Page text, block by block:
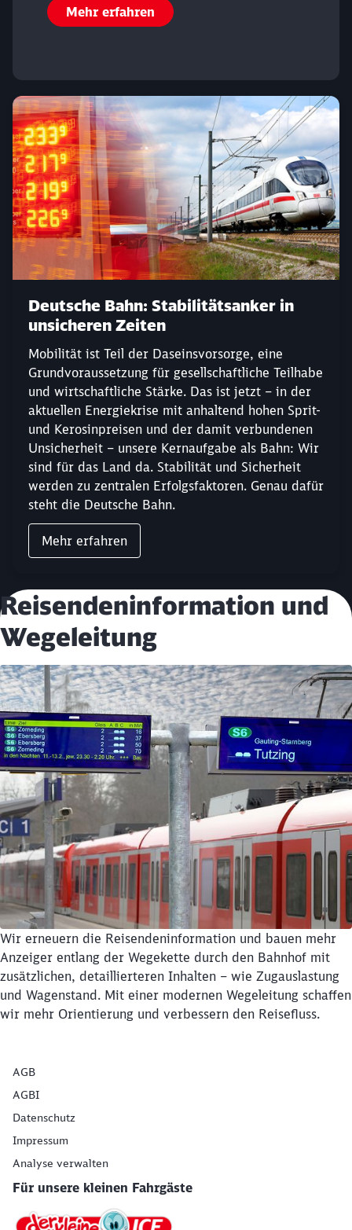
Mehr erfahren
Deutsche Bahn: Stabilitätsanker in
unsicheren Zeiten
Mobilität ist Teil der Daseinsvorsorge, eine
Grundvoraussetzung für gesellschaftliche Teilhabe
und wirtschaftliche Stärke. Das ist jetzt – in der
aktuellen Energiekrise mit anhaltend hohen Sprit-
und Kerosinpreisen und der damit verbundenen
Unsicherheit – unsere Kernaufgabe als Bahn: Wir
sind für das Land da. Stabilität und Sicherheit
werden zu zentralen Erfolgsfaktoren. Genau dafür
steht die Deutsche Bahn.
Mehr erfahren
Reisendeninformation und
Wegeleitung
Wir erneuern die Reisendeninformation und bauen mehr
Anzeiger entlang der Wegekette durch den Bahnhof mit
zusätzlichen, detaillierteren Inhalten – wie Zugauslastung
und Wagenstand. Mit einer modernen Wegeleitung schaffen
wir mehr Orientierung und verbessern den Reisefluss.
AGB
AGBI
Datenschutz
Impressum
Analyse verwalten
Für unsere kleinen Fahrgäste
Abbrechen